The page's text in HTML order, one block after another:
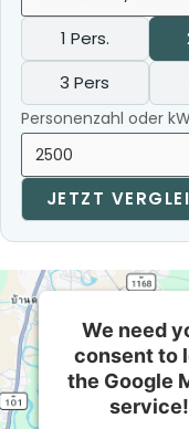
1 Pers.
3 Pers
Personenzahl oder
JETZT
We need
consent to
the Google
service!